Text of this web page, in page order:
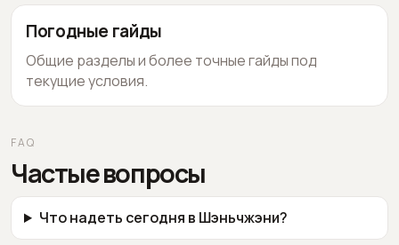
Погодные гайды
Общие разделы и более точные гайды под
текущие условия.
FAQ
Частые вопросы
Что надеть сегодня в Шэньчжэни?